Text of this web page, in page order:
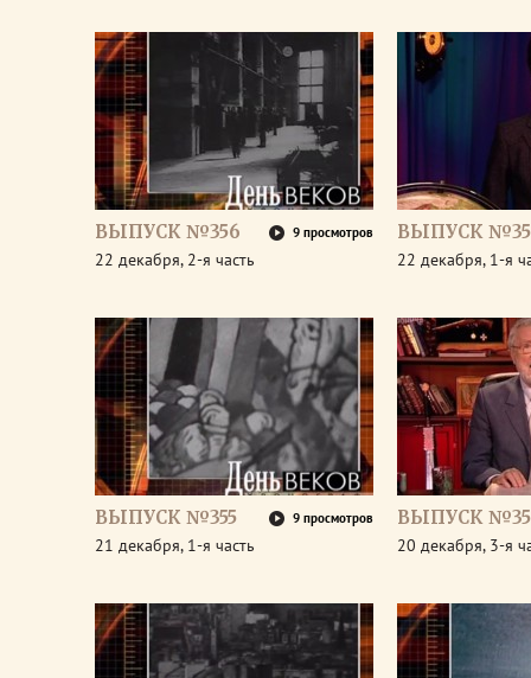
ВЫПУСК №356 9 просмотров
22 декабря, 2-я часть
ВЫПУСК
22 декабря, 1-я
ВЫПУСК №355 9 просмотров
21 декабря, 1-я часть
ВЫПУСК
20 декабря, 3-я